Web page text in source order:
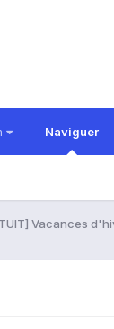
Naviguer
Vacances